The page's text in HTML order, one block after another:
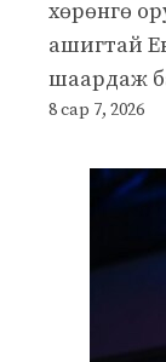
хөрөнгө
ашигтай
шаардаж
8 сар 7, 2026